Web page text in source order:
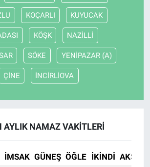
KOÇARLI KUYUCAK
KÖŞK NAZİLLİ
SÖKE YENİPAZAR (A)
ÇİNE İNCİRLİOVA
AYLIK NAMAZ VAKITLERI
İMSAK GÜNEŞ ÖĞLE İKINDI AKŞAM